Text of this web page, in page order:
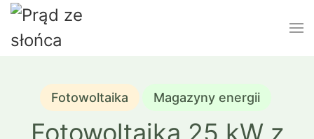
Fotowoltaika Magazyny energii
Fotowoltaika 25 kW z